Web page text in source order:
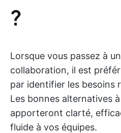
?
Lorsque vous passez à
collaboration, il est
par identifier les besoins
Les bonnes alternatives
apporteront clarté,
fluide à vos équipes.